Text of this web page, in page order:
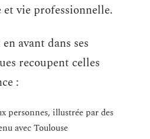
vie professionnelle.
avant dans ses
recoupent celles
:
personnes, illustrée par des
avec Toulouse